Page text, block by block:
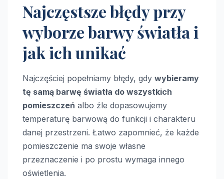
Najczęstsze błędy przy
wyborze barwy światła i
jak ich unikać
Najczęściej popełniamy błędy, gdy wybieramy
tę samą barwę światła do wszystkich
pomieszczeń albo źle dopasowujemy
temperaturę barwową do funkcji i charakteru
danej przestrzeni. Łatwo zapomnieć, że każde
pomieszczenie ma swoje własne
przeznaczenie i po prostu wymaga innego
oświetlenia.